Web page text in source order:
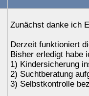
Zunächst danke ich
Derzeit funktioniert
Bisher erledigt habe
1) Kindersicherung
2) Suchtberatung
3) Selbstkontrolle